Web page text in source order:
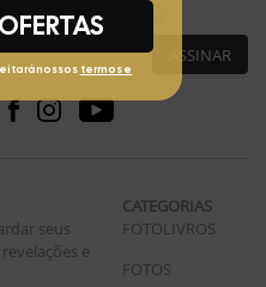
Phooto no seu e-mail
ASSINAR
seus
e
CATEGORIAS
FOTOLIVROS
FOTOS